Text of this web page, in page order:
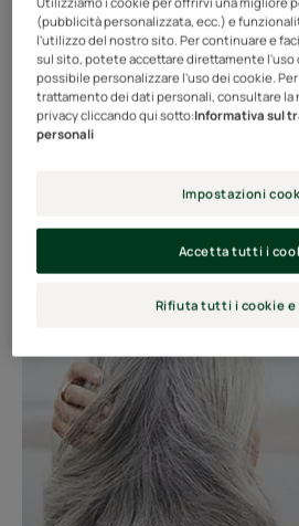
È importante essere consapevoli
capelli bianchi.
A causa dell'invecchiamento dei
di melanina protettiva, i capelli
(pubblicità personalizzata, ecc.) e
l'utilizzo del nostro sito. Per continuare e
sul sito, potete accettare direttamente l'uso
possibile personalizzare l'uso dei cookie.
trattamento dei dati personali, consultare la
privacy cliccando qui sotto:Informativa sul
personali
Impostazioni
Rifiuta tutti i cookie e
Accetta tutti i